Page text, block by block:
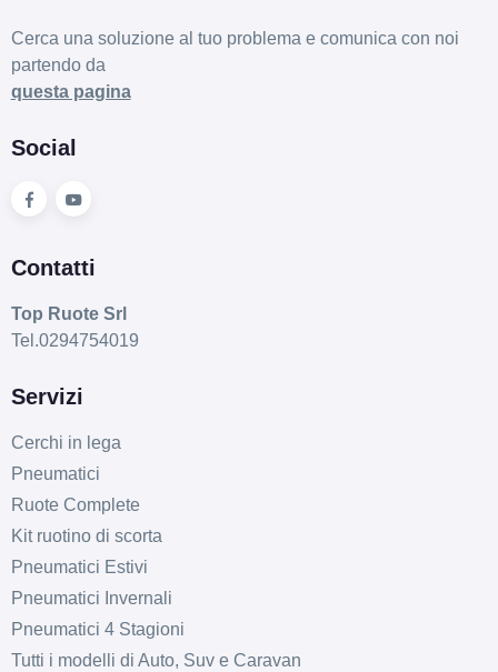
Cerca una soluzione al tuo problema e comunica con noi
partendo da
questa pagina
Social
Contatti
Top Ruote Srl
Tel.0294754019
Servizi
Cerchi in lega
Pneumatici
Ruote Complete
Kit ruotino di scorta
Pneumatici Estivi
Pneumatici Invernali
Pneumatici 4 Stagioni
Tutti i modelli di Auto, Suv e Caravan